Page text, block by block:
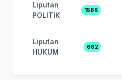
Liputan
POLITIK
1586
Liputan
HUKUM
662